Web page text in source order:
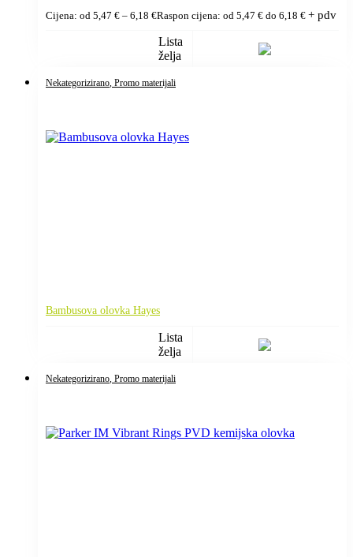
Cijena: od 5,47 € – 6,18 €Raspon cijena: od 5,47 € do 6,18 € + pdv
Lista
želja
Nekategorizirano , Promo materijali
Bambusova olovka Hayes
Lista
želja
Nekategorizirano , Promo materijali